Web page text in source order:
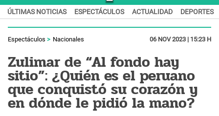
ÚLTIMAS NOTICIAS ESPECTÁCULOS ACTUALIDAD DEPORTES
Espectáculos Nacionales 06 NOV 2023 | 15:23 H
Zulimar de “Al fondo hay
sitio”: ¿Quién es el peruano
que conquistó su corazón y
en dónde le pidió la mano?